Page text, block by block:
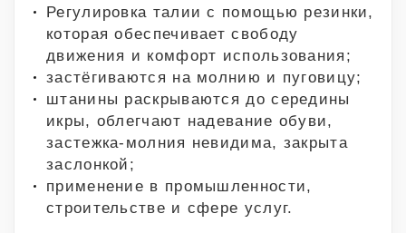
Регулировка талии с помощью резинки,
которая обеспечивает свободу
движения и комфорт использования;
застёгиваются на молнию и пуговицу;
штанины раскрываются до середины
икры, облегчают надевание обуви,
застежка-молния невидима, закрыта
заслонкой;
применение в промышленности,
строительстве и сфере услуг.